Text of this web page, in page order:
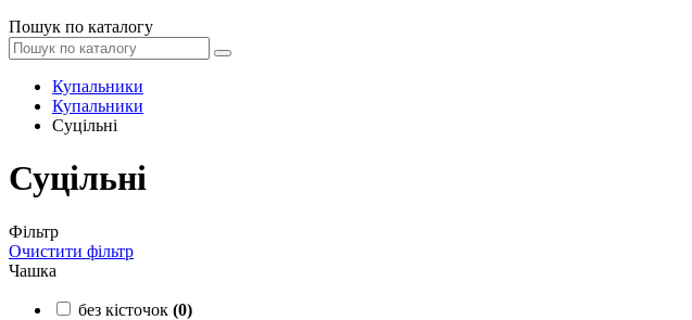
Пошук по каталогу
Купальники
Купальники
Суцільні
Суцільні
Фільтр
Очистити фільтр
Чашка
без кісточок (0)